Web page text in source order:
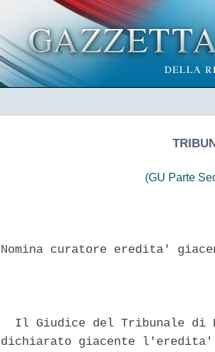
(GU Parte
Nomina curatore eredita'
Il Giudice del Tribunale di
dichiarato giacente l'eredita'